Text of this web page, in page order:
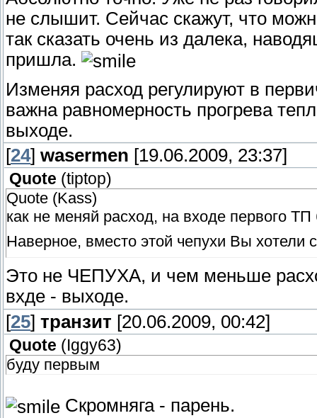
не слышит. Сейчас скажут, что
так сказать очень из далека,
пришла.
Изменяя расход регулируют в
важна равномерность прогрева
выходе.
[24] wasermen [19.06.2009, 23:37]
Quote (tiptop)
Quote (Kass)
как не меняй расход, на входе первого
Наверное, вместо этой чепухи Вы хотели
Это не ЧЕПУХА, и чем меньше
вхде - выходе.
[25] транзит [20.06.2009, 00:42]
Quote ( Iggy63)
буду первым
Скромняга - парень.